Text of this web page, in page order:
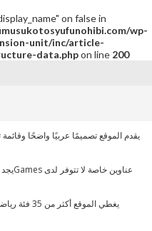
on false in
wp-
unit/inc/article-
data.phpon line 200
يقدم الموقع تصميمًا عربيًا واضحًا
يغطي الموقع